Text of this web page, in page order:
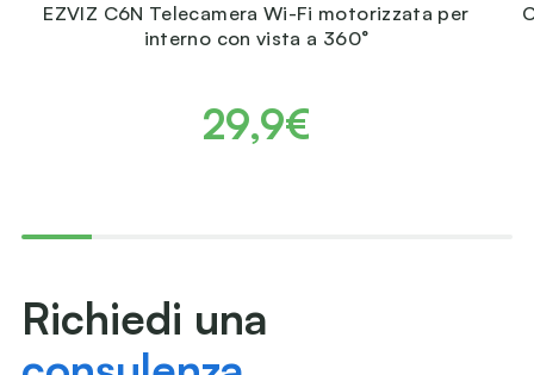
EZVIZ C6N Telecamera Wi-Fi motorizzata per
interno con vista a 360°
29,9€
Richiedi una